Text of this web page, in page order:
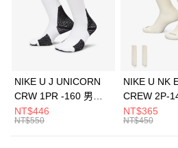
合作金庫商業銀行
華南商業銀行
彰
上海商業儲蓄銀行
元大商業銀行
Apple Pay
全盈+PAY
AFTEE先享後付
NIKE U J UNICORN
CRW 1PR -160 男女
中統襪 FZ3393100
NT$446
NT$550
NIKE U NK
CREW 2P-
EMBRDY 男
FZ3073133
NT$365
NT$450